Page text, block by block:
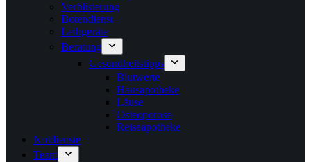
Verblisterung
Botendienst
Leihgeräte
Beratung
Gesundheitstipps
Blutwerte
Hausapotheke
Läuse
Osteoporose
Reiseapotheke
Notdienste
Team